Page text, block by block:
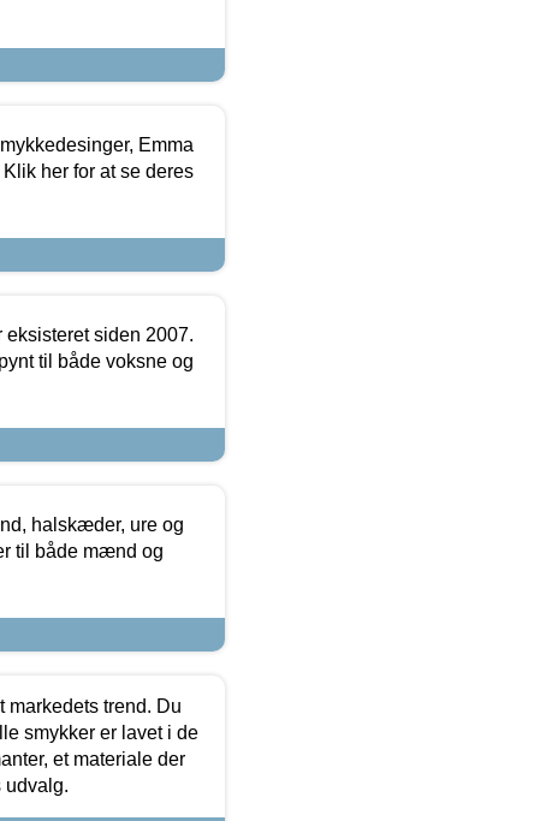
Emma
her for at se deres
siden 2007.
til både voksne og
halskæder, ure og
til både mænd og
markedets trend. Du
smykker er lavet i de
et materiale der
udvalg.